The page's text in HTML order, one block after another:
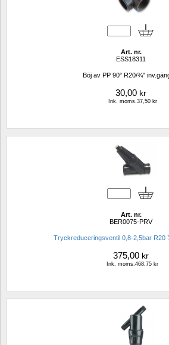
Art. nr.
ESS18311
Böj av PP 90° R20/¾"
30,00 kr
Ink. moms.37,50 kr
Art. nr.
BER0075-PRV
Tryckreduceringsventil 0,8-2,5bar R20
375,00 kr
Ink. moms.468,75 kr